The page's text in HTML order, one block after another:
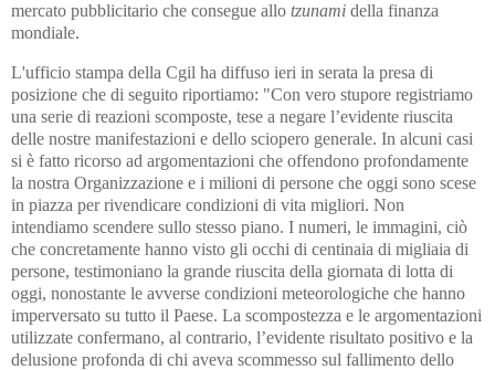
mercato pubblicitario che consegue allo tzunami della finanza
mondiale.
L'ufficio stampa della Cgil ha diffuso ieri in serata la presa di
posizione che di seguito riportiamo: "Con vero stupore registriamo
una serie di reazioni scomposte, tese a negare l’evidente riuscita
delle nostre manifestazioni e dello sciopero generale. In alcuni casi
si è fatto ricorso ad argomentazioni che offendono profondamente
la nostra Organizzazione e i milioni di persone che oggi sono scese
in piazza per rivendicare condizioni di vita migliori. Non
intendiamo scendere sullo stesso piano. I numeri, le immagini, ciò
che concretamente hanno visto gli occhi di centinaia di migliaia di
persone, testimoniano la grande riuscita della giornata di lotta di
oggi, nonostante le avverse condizioni meteorologiche che hanno
imperversato su tutto il Paese. La scompostezza e le argomentazioni
utilizzate confermano, al contrario, l’evidente risultato positivo e la
delusione profonda di chi aveva scommesso sul fallimento dello